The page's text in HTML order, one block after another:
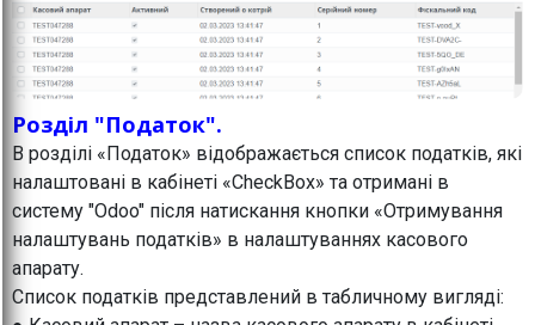
Розділ "Податок".
В розділі «Податок» відображається список податків, які
налаштовані в кабінеті «CheckBox» та отримані в
систему "Odoo" після натискання кнопки «Отримування
налаштувань податків» в налаштуваннях касового
апарату.
Список податків представлений в табличному вигляді: